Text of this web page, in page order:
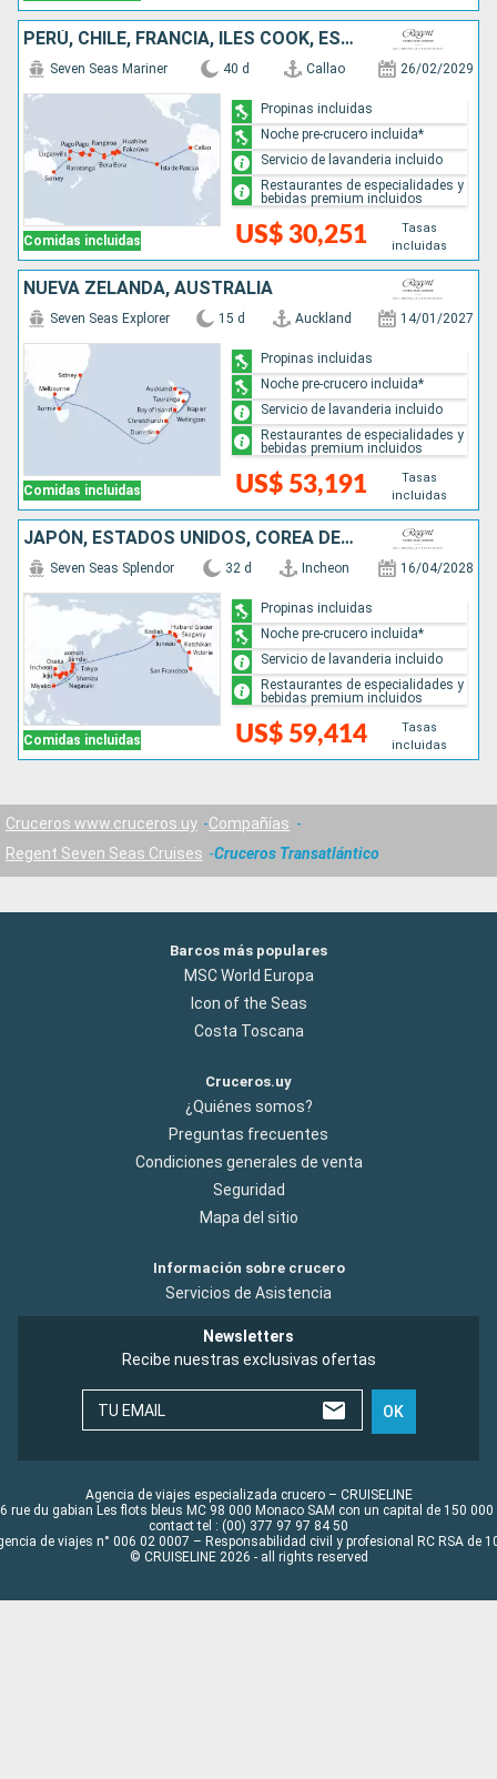
PERÚ, CHILE, FRANCIA, ILES COOK, ESTADOS UNIDOS, SAMOA, TONGA, FIDJI (ISLAS), VANUATU, NUEVA CALEDONIA, AUSTRALIA
Comidas incluidas
Seven Seas Mariner 40 d Callao 26/02/2029
US$ 30,251
Tasas
incluidas
Propinas incluidas
Noche pre-crucero incluida*
Servicio de lavanderia incluido
Restaurantes de especialidades y
bebidas premium incluidos
NUEVA ZELANDA, AUSTRALIA
Comidas incluidas
Seven Seas Explorer 15 d Auckland 14/01/2027
US$ 53,191
Tasas
incluidas
Propinas incluidas
Noche pre-crucero incluida*
Servicio de lavanderia incluido
Restaurantes de especialidades y
bebidas premium incluidos
JAPÓN, ESTADOS UNIDOS, COREA DEL SUR, CANADÁ
Comidas incluidas
Seven Seas Splendor 32 d Incheon 16/04/2028
US$ 59,414
Tasas
incluidas
Propinas incluidas
Noche pre-crucero incluida*
Servicio de lavanderia incluido
Restaurantes de especialidades y
bebidas premium incluidos
Cruceros www.cruceros.uy
Compañías
Regent Seven Seas Cruises
Cruceros Transatlántico
Barcos más populares
MSC World Europa
Icon of the Seas
Costa Toscana
Cruceros.uy
¿Quiénes somos?
Preguntas frecuentes
Condiciones generales de venta
Seguridad
Mapa del sitio
Información sobre crucero
Servicios de Asistencia
Newsletters
Recibe nuestras exclusivas ofertas
TU EMAIL OK
Agencia de viajes especializada crucero – CRUISELINE
rue du gabian Les flots bleus MC 98 000 Monaco SAM con un capital de 150 000
contact tel : (00) 377 97 97 84 50
de viajes n° 006 02 0007 – Responsabilidad civil y profesional RC RSA de
© CRUISELINE 2026 - all rights reserved